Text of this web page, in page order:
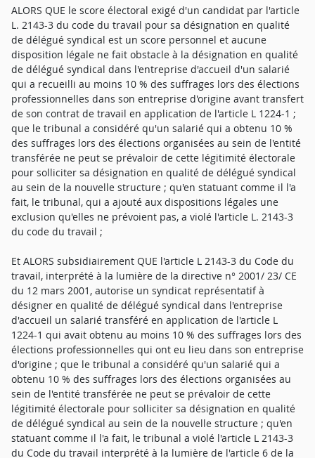
ALORS QUE le score électoral exigé d'un candidat par l'article
L. 2143-3 du code du travail pour sa désignation en qualité
de délégué syndical est un score personnel et aucune
disposition légale ne fait obstacle à la désignation en qualité
de délégué syndical dans l'entreprise d'accueil d'un salarié
qui a recueilli au moins 10 % des suffrages lors des élections
professionnelles dans son entreprise d'origine avant transfert
de son contrat de travail en application de l'article L 1224-1 ;
que le tribunal a considéré qu'un salarié qui a obtenu 10 %
des suffrages lors des élections organisées au sein de l'entité
transférée ne peut se prévaloir de cette légitimité électorale
pour solliciter sa désignation en qualité de délégué syndical
au sein de la nouvelle structure ; qu'en statuant comme il l'a
fait, le tribunal, qui a ajouté aux dispositions légales une
exclusion qu'elles ne prévoient pas, a violé l'article L. 2143-3
du code du travail ;
Et ALORS subsidiairement QUE l'article L 2143-3 du Code du
travail, interprété à la lumière de la directive n° 2001/ 23/ CE
du 12 mars 2001, autorise un syndicat représentatif à
désigner en qualité de délégué syndical dans l'entreprise
d'accueil un salarié transféré en application de l'article L
1224-1 qui avait obtenu au moins 10 % des suffrages lors des
élections professionnelles qui ont eu lieu dans son entreprise
d'origine ; que le tribunal a considéré qu'un salarié qui a
obtenu 10 % des suffrages lors des élections organisées au
sein de l'entité transférée ne peut se prévaloir de cette
légitimité électorale pour solliciter sa désignation en qualité
de délégué syndical au sein de la nouvelle structure ; qu'en
statuant comme il l'a fait, le tribunal a violé l'article L 2143-3
du Code du travail interprété à la lumière de l'article 6 de la